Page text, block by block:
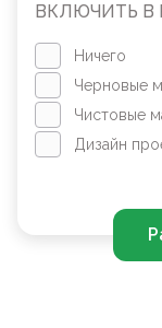
ВКЛЮЧИТЬ В
Ничего
Черновые
Чистовые
Дизайн